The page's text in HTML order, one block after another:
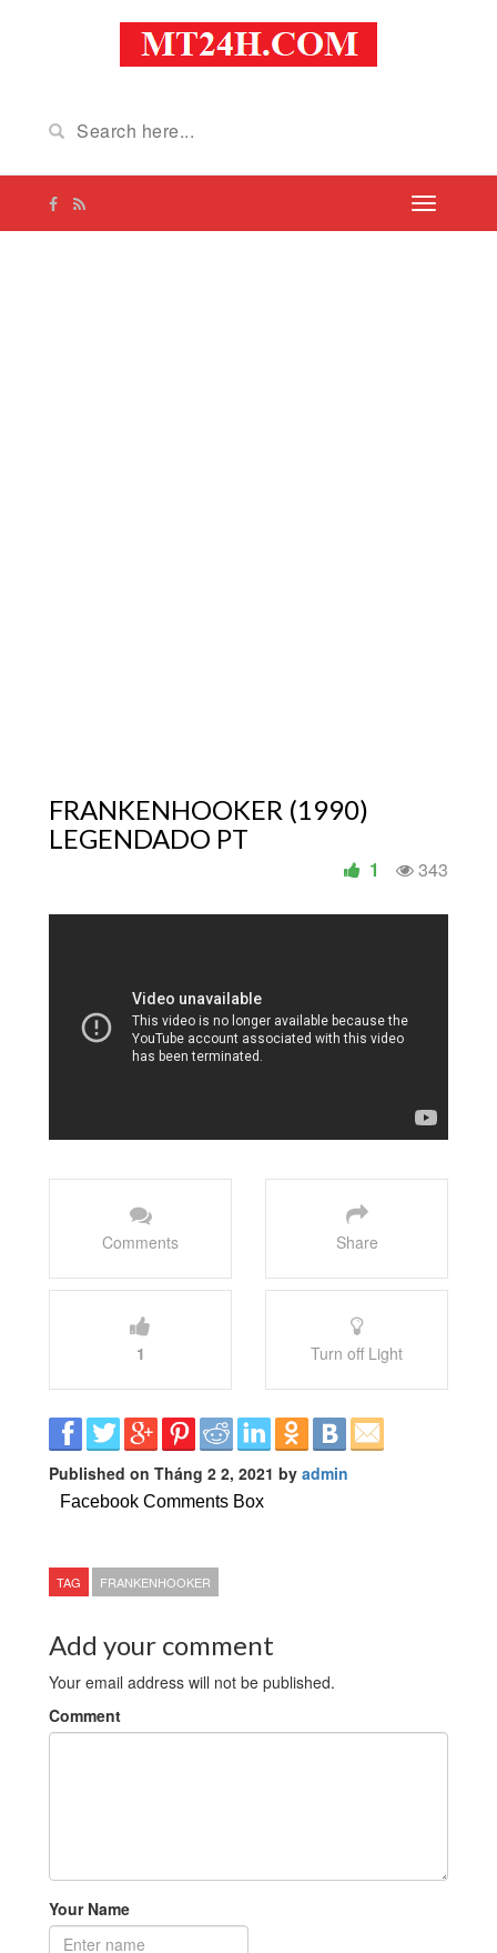
FRANKENHOOKER (1990)
LEGENDADO PT
343
1
Comments Share
1 Turn off Light
Published on Tháng 2 2, 2021 by admin
Facebook Comments Box
TAG FRANKENHOOKER
Add your comment
Your email address will not be published.
Comment
Your Name